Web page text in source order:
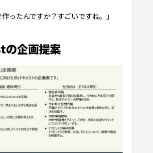
作ったんですか？すごいですね。」
企画提案